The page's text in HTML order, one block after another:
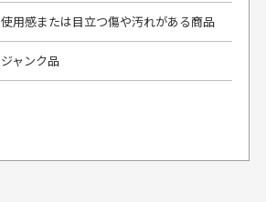
使用感または目立つ傷や汚れがある商品
ジャンク品